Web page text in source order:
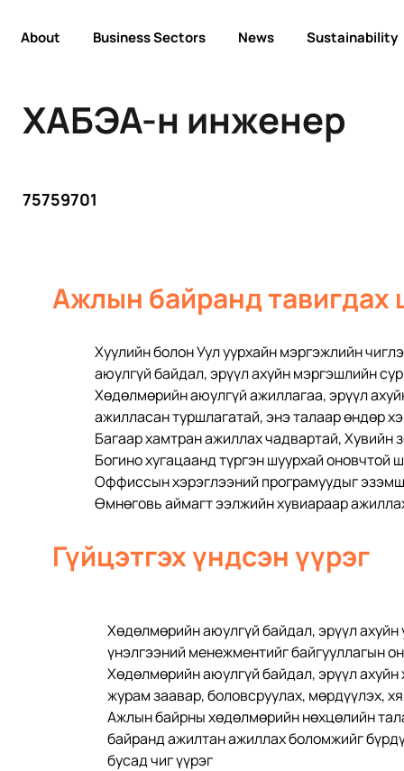
About Business Sectors News Sustainability
ХАБЭА-н инженер
75759701
Ажлын байранд тавигдах
Хуулийн болон Уул уурхайн мэргэжлийн
аюулгүй байдал, эрүүл ахуйн мэргэшлийн
Хөдөлмөрийн аюулгүй ажиллагаа, эрүүл
ажилласан туршлагатай, энэ талаар өндөр
Багаар хамтран ажиллах чадвартай, Хувийн
Богино хугацаанд түргэн шуурхай оновчтой
Оффиссын хэрэглээний програмуудыг
Өмнөговь аймагт ээлжийн хувиараар
Гүйцэтгэх үндсэн үүрэг
Хөдөлмөрийн аюулгүй байдал, эрүүл ахуйн
үнэлгээний менежментийг байгууллагын
Хөдөлмөрийн аюулгүй байдал, эрүүл
журам заавар, боловсруулах, мөрдүүлэх,
Ажлын байрны хөдөлмөрийн нөхцөлийн
байранд ажилтан ажиллах боломжийг
бусад чиг үүрэг